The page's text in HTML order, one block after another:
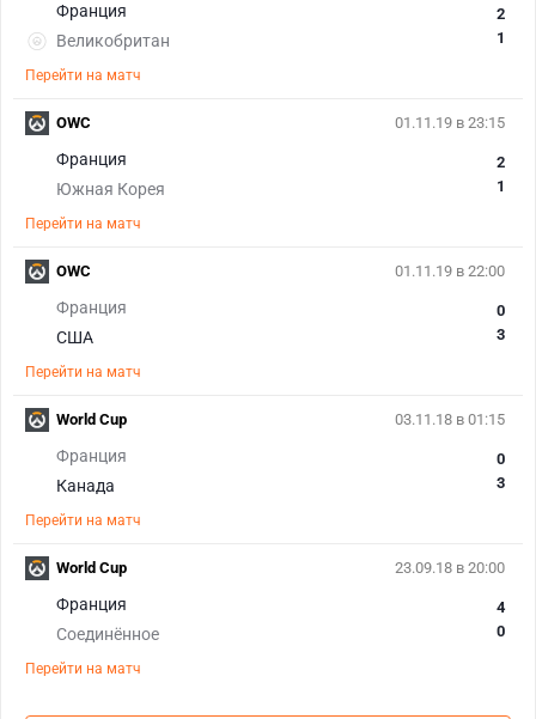
Франция
Великобритан
2
1
Перейти на матч
01.11.19 в 23:15
Франция
Южная Корея
2
1
Перейти на матч
OWC
01.11.19 в 22:00
Франция
США
0
3
Перейти на матч
OWC
03.11.18 в 01:15
Франция
Канада
0
3
Перейти на матч
World Cup
23.09.18 в 20:00
Франция
Соединённое
4
0
Перейти на матч
World Cup